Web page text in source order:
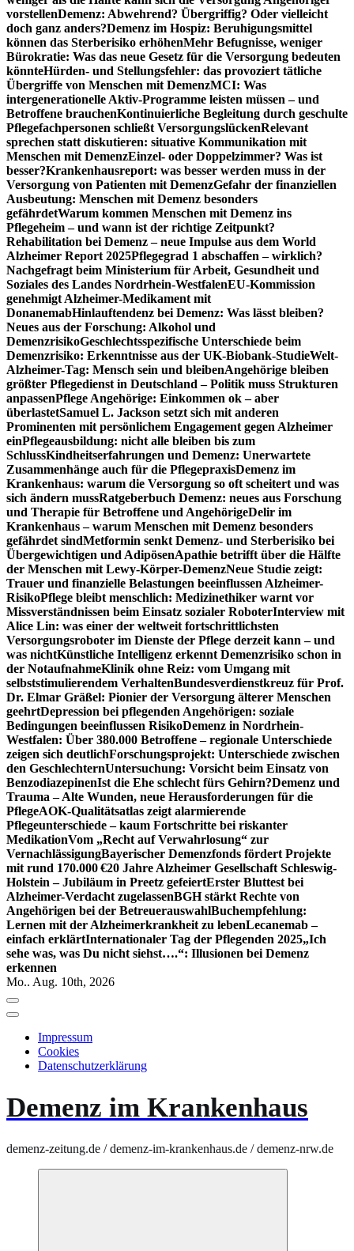
vorstellenDemenz: Abwehrend? Übergriffig? Oder vielleicht
doch ganz anders?Demenz im Hospiz: Beruhigungsmittel
können das Sterberisiko erhöhenMehr Befugnisse, weniger
Bürokratie: Was das neue Gesetz für die Versorgung bedeuten
könnteHürden- und Stellungsfehler: das provoziert tätliche
Übergriffe von Menschen mit DemenzMCI: Was
intergenerationelle Aktiv-Programme leisten müssen – und
Betroffene brauchenKontinuierliche Begleitung durch geschulte
Pflegefachpersonen schließt VersorgungslückenRelevant
sprechen statt diskutieren: situative Kommunikation mit
Menschen mit DemenzEinzel- oder Doppelzimmer? Was ist
besser?Krankenhausreport: was besser werden muss in der
Versorgung von Patienten mit DemenzGefahr der finanziellen
Ausbeutung: Menschen mit Demenz besonders
gefährdetWarum kommen Menschen mit Demenz ins
Pflegeheim – und wann ist der richtige Zeitpunkt?
Rehabilitation bei Demenz – neue Impulse aus dem World
Alzheimer Report 2025Pflegegrad 1 abschaffen – wirklich?
Nachgefragt beim Ministerium für Arbeit, Gesundheit und
Soziales des Landes Nordrhein-WestfalenEU-Kommission
genehmigt Alzheimer-Medikament mit
DonanemabHinlauftendenz bei Demenz: Was lässt bleiben?
Neues aus der Forschung: Alkohol und
DemenzrisikoGeschlechtsspezifische Unterschiede beim
Demenzrisiko: Erkenntnisse aus der UK-Biobank-StudieWelt-
Alzheimer-Tag: Mensch sein und bleibenAngehörige bleiben
größter Pflegedienst in Deutschland – Politik muss Strukturen
anpassenPflege Angehörige: Einkommen ok – aber
überlastetSamuel L. Jackson setzt sich mit anderen
Prominenten mit persönlichem Engagement gegen Alzheimer
einPflegeausbildung: nicht alle bleiben bis zum
SchlussKindheitserfahrungen und Demenz: Unerwartete
Zusammenhänge auch für die PflegepraxisDemenz im
Krankenhaus: warum die Versorgung so oft scheitert und was
sich ändern mussRatgeberbuch Demenz: neues aus Forschung
und Therapie für Betroffene und AngehörigeDelir im
Krankenhaus – warum Menschen mit Demenz besonders
gefährdet sindMetformin senkt Demenz- und Sterberisiko bei
Übergewichtigen und AdipösenApathie betrifft über die Hälfte
der Menschen mit Lewy-Körper-DemenzNeue Studie zeigt:
Trauer und finanzielle Belastungen beeinflussen Alzheimer-
RisikoPflege bleibt menschlich: Medizinethiker warnt vor
Missverständnissen beim Einsatz sozialer RoboterInterview mit
Alice Lin: was einer der weltweit fortschrittlichsten
Versorgungsroboter im Dienste der Pflege derzeit kann – und
was nichtKünstliche Intelligenz erkennt Demenzrisiko schon in
der NotaufnahmeKlinik ohne Reiz: vom Umgang mit
selbststimulierendem VerhaltenBundesverdienstkreuz für Prof.
Dr. Elmar Gräßel: Pionier der Versorgung älterer Menschen
geehrtDepression bei pflegenden Angehörigen: soziale
Bedingungen beeinflussen RisikoDemenz in Nordrhein-
Westfalen: Über 380.000 Betroffene – regionale Unterschiede
zeigen sich deutlichForschungsprojekt: Unterschiede zwischen
den GeschlechternUntersuchung: Vorsicht beim Einsatz von
BenzodiazepinenIst die Ehe schlecht fürs Gehirn?Demenz und
Trauma – Alte Wunden, neue Herausforderungen für die
PflegeAOK-Qualitätsatlas zeigt alarmierende
Pflegeunterschiede – kaum Fortschritte bei riskanter
MedikationVom „Recht auf Verwahrlosung“ zur
VernachlässigungBayerischer Demenzfonds fördert Projekte
mit rund 170.000 €20 Jahre Alzheimer Gesellschaft Schleswig-
Holstein – Jubiläum in Preetz gefeiertErster Bluttest bei
Alzheimer-Verdacht zugelassenBGH stärkt Rechte von
Angehörigen bei der BetreuerauswahlBuchempfehlung:
Lernen mit der Alzheimerkrankheit zu lebenLecanemab –
einfach erklärtInternationaler Tag der Pflegenden 2025„Ich
sehe was, was Du nicht siehst….“: Illusionen bei Demenz
erkennen
Mo.. Aug. 10th, 2026
Impressum
Cookies
Datenschutzerklärung
Demenz im Krankenhaus
demenz-zeitung.de / demenz-im-krankenhaus.de / demenz-nrw.de